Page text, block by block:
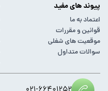
پیوند های مفید
اعتماد به ما
قوانین و مقررات
موقعیت های شغلی
سوالات متداول